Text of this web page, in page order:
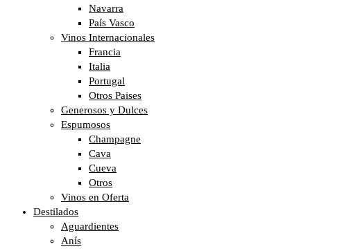
Navarra
País Vasco
Vinos Internacionales
Francia
Italia
Portugal
Otros Paises
Generosos y Dulces
Espumosos
Champagne
Cava
Cueva
Otros
Vinos en Oferta
Destilados
Aguardientes
Anís